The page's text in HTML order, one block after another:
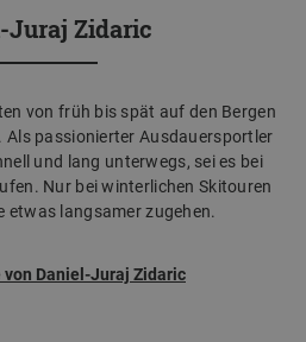
Juraj Zidaric
von früh bis spät auf den Bergen
Als passionierter Ausdauersportler
und lang unterwegs, sei es bei
Nur bei winterlichen Skitouren
etwas langsamer zugehen.
von Daniel-Juraj Zidaric